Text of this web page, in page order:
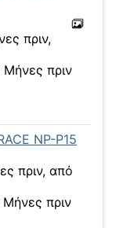
πριν,
Μήνες πριν
NP-P15
πριν, από
πριν